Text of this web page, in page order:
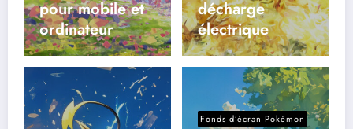
pour mobile et
ordinateur
décharge
électrique
Fonds d’écran Pokémon